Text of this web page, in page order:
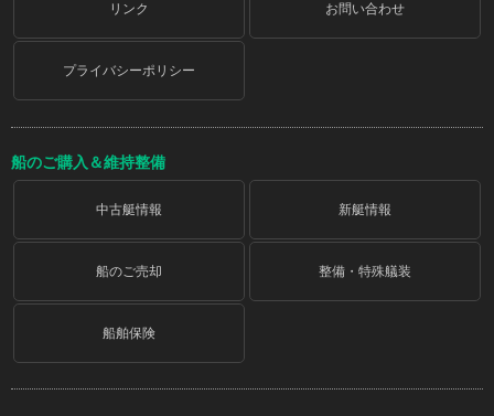
リンク お問い合わせ
プライバシーポリシー
船のご購入＆維持整備
中古艇情報 新艇情報
船のご売却 整備・特殊艤装
船舶保険